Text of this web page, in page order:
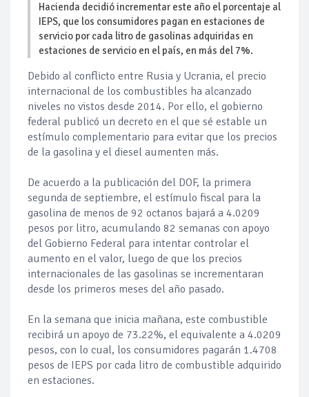
Hacienda decidió incrementar este año el porcentaje al
IEPS, que los consumidores pagan en estaciones de
servicio por cada litro de gasolinas adquiridas en
estaciones de servicio en el país, en más del 7%.
Debido al conflicto entre Rusia y Ucrania, el precio
internacional de los combustibles ha alcanzado
niveles no vistos desde 2014. Por ello, el gobierno
federal publicó un decreto en el que sé estable un
estímulo complementario para evitar que los precios
de la gasolina y el diesel aumenten más.
De acuerdo a la publicación del DOF, la primera
segunda de septiembre, el estímulo fiscal para la
gasolina de menos de 92 octanos bajará a 4.0209
pesos por litro, acumulando 82 semanas con apoyo
del Gobierno Federal para intentar controlar el
aumento en el valor, luego de que los precios
internacionales de las gasolinas se incrementaran
desde los primeros meses del año pasado.
En la semana que inicia mañana, este combustible
recibirá un apoyo de 73.22%, el equivalente a 4.0209
pesos, con lo cual, los consumidores pagarán 1.4708
pesos de IEPS por cada litro de combustible adquirido
en estaciones.